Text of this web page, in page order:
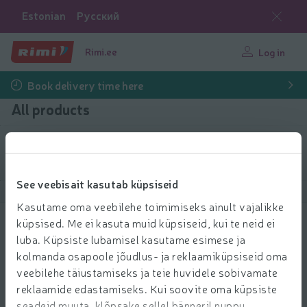
See veebisait kasutab küpsiseid
Kasutame oma veebilehe toimimiseks ainult vajalikke
küpsised. Me ei kasuta muid küpsiseid, kui te neid ei
luba. Küpsiste lubamisel kasutame esimese ja
kolmanda osapoole jõudlus- ja reklaamiküpsiseid oma
veebilehe täiustamiseks ja teie huvidele sobivamate
reklaamide edastamiseks. Kui soovite oma küpsiste
Estonian Русский
Rimi.ee Log in
Book delivery time here
All products
Filter products
Show products
Piim Alma 2,5% 1,5l
1.39 € per pcs.
1 39
€/pcs. Price per unit: 0,93 €/l
0,93 €/l
Add to cart